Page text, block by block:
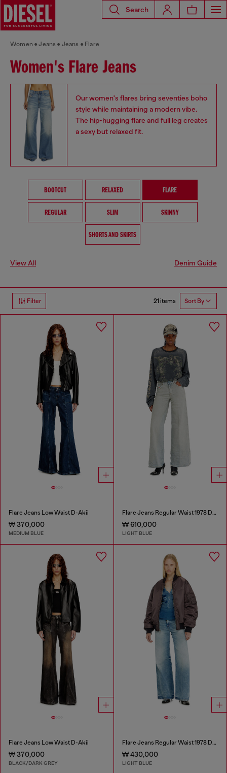
Search
Women Jeans Jeans Flare
Women's Flare Jeans
Our women's flares bring seventies boho
style while maintaining a modern vibe.
The hip-hugging flare and full leg creates
a sexy but relaxed fit.
BOOTCUT RELAXED FLARE
REGULAR SLIM SKINNY
SHORTS AND SKIRTS
View All Denim Guide
Filter 21 items Sort By
Flare Jeans Low Waist D-Akii
₩ 370,000
MEDIUM BLUE
Flare Jeans Regular Waist 1978 D-Akemi
₩ 610,000
LIGHT BLUE
Flare Jeans Low Waist D-Akii
₩ 370,000
BLACK/DARK GREY
Flare Jeans Regular Waist 1978 D-Akemi
₩ 430,000
LIGHT BLUE